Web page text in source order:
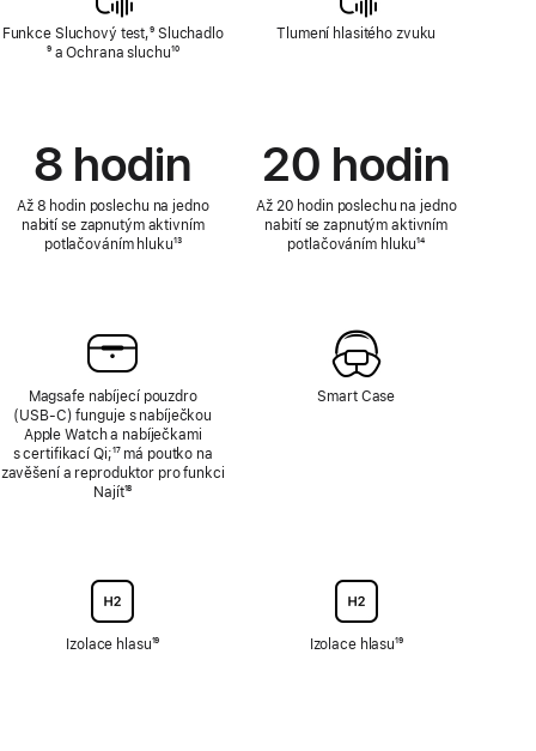
Funkce Sluchový test,Poznámka
⁹ SluchadloPoznámka
⁹ a Ochrana sluchuPoznámka
¹⁰
8 hodin
Až 8 hodin poslechu na jedno
nabití se zapnutým aktivním
potlačováním hlukuPoznámka
¹³
Magsafe nabíjecí pouzdro
(USB‑C) funguje s nabíječkou
Apple Watch a nabíječkami
s certifikací Qi;Poznámka
¹⁷ má poutko na
zavěšení a reproduktor pro funkci
NajítPoznámka
¹⁸
Izolace hlasuPoznámka
¹⁹
Tlumení hlasitého zvuku
20 hodin
Až 20 hodin poslechu na jedno
nabití se zapnutým aktivním
potlačováním hlukuPoznámka
¹⁴
Smart Case
Izolace hlasuPoznámka
¹⁹